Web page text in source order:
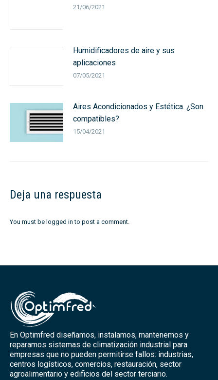
21/06/2021
Humidificadores de aire y sus
aplicaciones
07/05/2021
Aires Acondicionados y Estética. ¿Son
compatibles?
15/04/2021
Deja una respuesta
You must be logged in to post a comment.
En Optimfred diseñamos, instalamos, mantenemos y
reparamos sistemas de climatización industrial para
empresas que no pueden permitirse fallos: industrias,
centros logísticos, comercios, restauración, sector
agroalimentario y edificios del sector terciario.